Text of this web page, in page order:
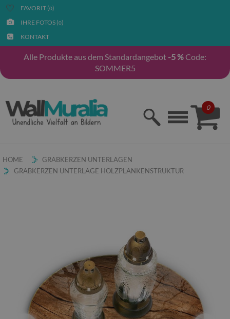
FAVORIT (0)
IHRE FOTOS (0)
KONTAKT
Alle Produkte aus dem Standardangebot -5 %Code:
SOMMER5
0
HOME
GRABKERZEN UNTERLAGEN
GRABKERZEN UNTERLAGE HOLZPLANKENSTRUKTUR